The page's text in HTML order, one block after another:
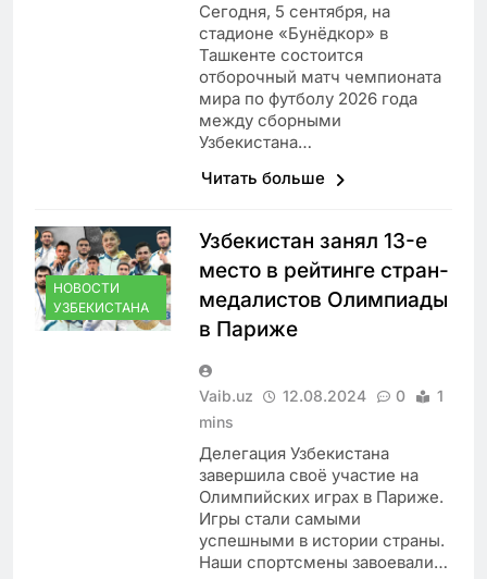
Сегодня, 5 сентября, на
стадионе «Бунёдкор» в
Ташкенте состоится
отборочный матч чемпионата
мира по футболу 2026 года
между сборными
Узбекистана…
Читать больше
НОВОСТИ
УЗБЕКИСТАНА
Узбекистан занял 13-е
место в рейтинге стран-
медалистов Олимпиады
в Париже
Vaib.uz 12.08.2024 0
1
mins
Делегация Узбекистана
завершила своё участие на
Олимпийских играх в Париже.
Игры стали самыми
успешными в истории страны.
Наши спортсмены завоевали…